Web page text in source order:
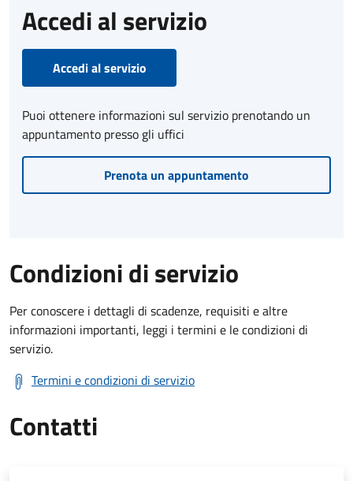
Accedi al servizio
Accedi al servizio
Puoi ottenere informazioni sul servizio prenotando un
appuntamento presso gli uffici
Prenota un appuntamento
Condizioni di servizio
Per conoscere i dettagli di scadenze, requisiti e altre
informazioni importanti, leggi i termini e le condizioni di
servizio.
Termini e condizioni di servizio
Contatti